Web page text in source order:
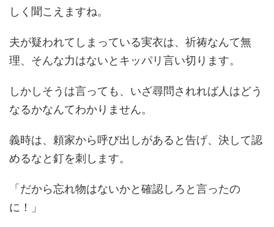
しく聞こえますね。
夫が疑われてしまっている実衣は、祈祷なんて無
理、そんな力はないとキッパリ言い切ります。
しかしそうは言っても、いざ尋問されれば人はどう
なるかなんてわかりません。
義時は、頼家から呼び出しがあると告げ、決して認
めるなと釘を刺します。
「だから忘れ物はないかと確認しろと言ったの
に！」